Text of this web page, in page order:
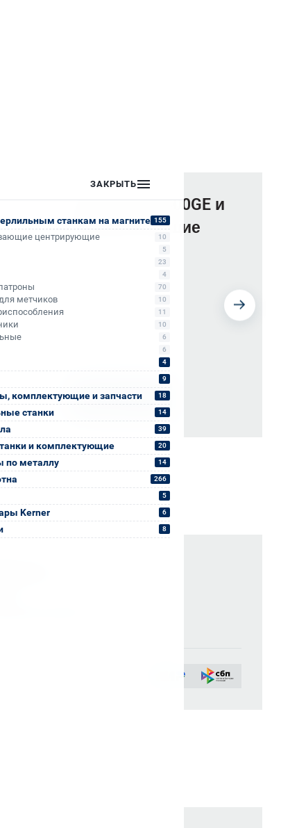
VESSEL GT-3500GE и
комплектующие
Выбрать
ЗАКРЫТЬ
станкам на магните 155
центрирующие 10
5
23
4
70
метчиков 10
11
10
6
6
4
9
комплектующие и запчасти 18
станки 14
39
и комплектующие 20
по металлу 14
266
5
Kerner 6
8